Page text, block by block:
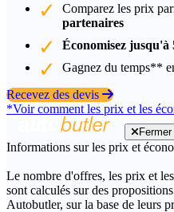
Comparez les prix
partenaires
Économisez jusqu'à
Gagnez du temps**
Recevez des devis
*Voir comment les prix et les
Fermer
Informations sur les prix et
Le nombre d'offres, les prix et
sont calculés sur des
Autobutler, sur la base de leurs